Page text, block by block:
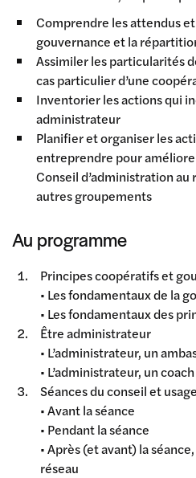
Comprendre les attendus
gouvernance et la
Assimiler les particularités
cas particulier d’une
Inventorier les actions qui
administrateur
Planifier et organiser les
entreprendre pour
Conseil d’administration
autres groupements
Au programme
Principes coopératifs et
• Les fondamentaux de la
• Les fondamentaux des
Être administrateur
• L’administrateur, un
• L’administrateur, un coach
Séances du conseil et
• Avant la séance
• Pendant la séance
• Après (et avant) la
réseau